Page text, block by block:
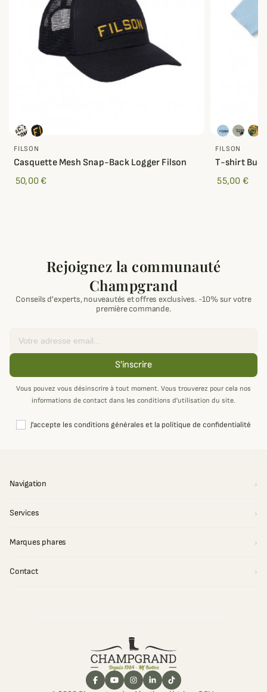
FILSON
Casquette Mesh Snap-Back Logger Filson
50,00 €
FILSON
T-shirt
55,00 €
Rejoignez la communauté
Champgrand
Conseils d'experts, nouveautés et offres exclusives. -10% sur votre
première commande.
S'inscrire
Vous pouvez vous désinscrire à tout moment. Vous trouverez pour cela nos
informations de contact dans les conditions d'utilisation du site.
J'accepte les conditions générales et la politique de confidentialité
Navigation
Services
Marques phares
Contact